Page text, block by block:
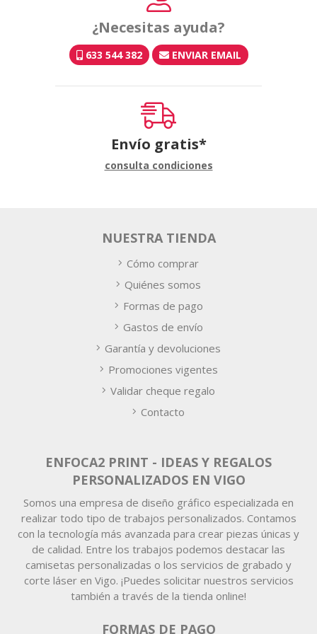
¿Necesitas ayuda?
633 544 382 ENVIAR EMAIL
Envío gratis*
consulta condiciones
ENFOCA2 PRINT - IDEAS Y REGALOS
PERSONALIZADOS EN VIGO
Somos una empresa de diseño gráfico especializada en
realizar todo tipo de trabajos personalizados. Contamos
con la tecnología más avanzada para crear piezas únicas y
de calidad. Entre los trabajos podemos destacar las
camisetas personalizadas o los servicios de grabado y
corte láser en Vigo. ¡Puedes solicitar nuestros servicios
también a través de la tienda online!
FORMAS DE PAGO
NUESTRA TIENDA
Cómo comprar
Quiénes somos
Formas de pago
Gastos de envío
Garantía y devoluciones
Promociones vigentes
Validar cheque regalo
Contacto